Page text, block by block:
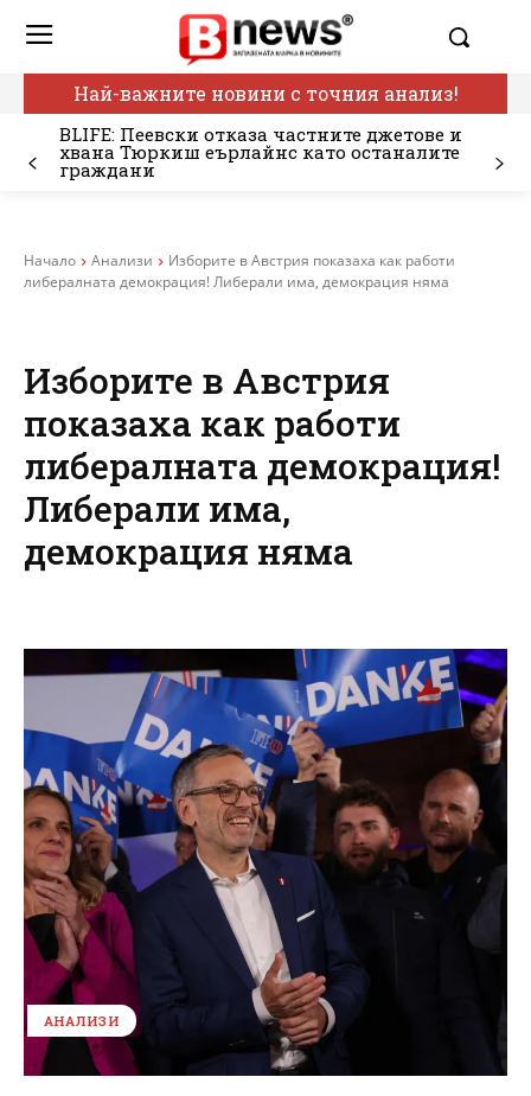
Най-важните новини с точния анализ!
BLIFE: Пеевски отказа частните джетове и
хвана Тюркиш еърлайнс като останалите
граждани
Начало Анализи
Изборите в Австрия показаха как работи
либералната демокрация! Либерали има, демокрация няма
Изборите в Австрия
показаха как работи
либералната демокрация!
Либерали има,
демокрация няма
АНАЛИЗИ